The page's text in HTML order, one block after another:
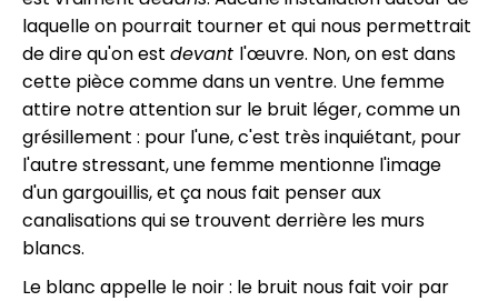
laquelle on pourrait tourner et qui nous permettrait
de dire qu'on est devant l'œuvre. Non, on est dans
cette pièce comme dans un ventre. Une femme
attire notre attention sur le bruit léger, comme un
grésillement : pour l'une, c'est très inquiétant, pour
l'autre stressant, une femme mentionne l'image
d'un gargouillis, et ça nous fait penser aux
canalisations qui se trouvent derrière les murs
blancs.
Le blanc appelle le noir : le bruit nous fait voir par